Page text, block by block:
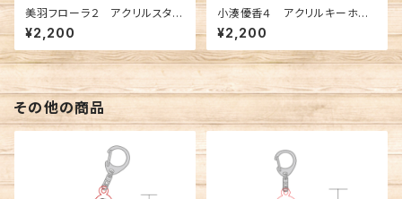
美羽フローラ２ アクリルスタン
ド
¥2,200
小湊優香４ アクリルキーホル
ダー
¥2,200
その他の商品